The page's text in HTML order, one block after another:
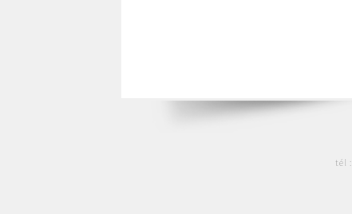
tél :